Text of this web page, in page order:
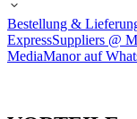
Bestellung &
ExpressSuppliers @
MediaManor auf